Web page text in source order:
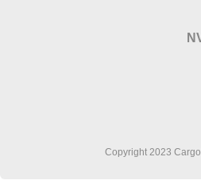
Copyright 2023